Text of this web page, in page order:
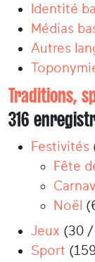
Identité
Médias
Autres
Traditions,
316
Festivités
Fête
Noël
Jeux (30
Sport